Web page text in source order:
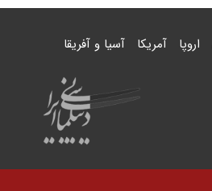
اروپا آمریکا آسیا و آفریقا